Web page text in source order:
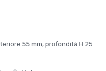
55 mm, profondità H 25